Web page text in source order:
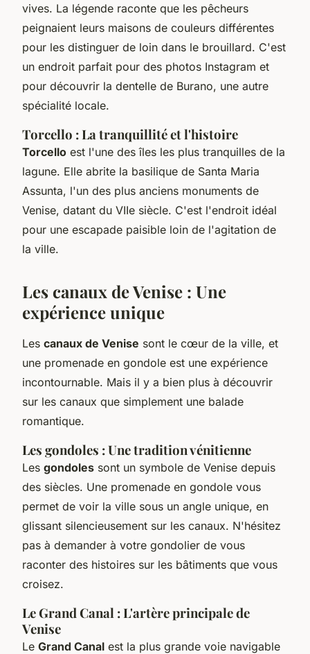
vives. La légende raconte que les pêcheurs
peignaient leurs maisons de couleurs différentes
pour les distinguer de loin dans le brouillard. C'est
un endroit parfait pour des photos Instagram et
pour découvrir la dentelle de Burano, une autre
spécialité locale.
Torcello : La tranquillité et l'histoire
Torcello est l'une des îles les plus tranquilles de la
lagune. Elle abrite la basilique de Santa Maria
Assunta, l'un des plus anciens monuments de
Venise, datant du VIIe siècle. C'est l'endroit idéal
pour une escapade paisible loin de l'agitation de
la ville.
Les canaux de Venise : Une
expérience unique
Les canaux de Venise sont le cœur de la ville, et
une promenade en gondole est une expérience
incontournable. Mais il y a bien plus à découvrir
sur les canaux que simplement une balade
romantique.
Les gondoles : Une tradition vénitienne
Les gondoles sont un symbole de Venise depuis
des siècles. Une promenade en gondole vous
permet de voir la ville sous un angle unique, en
glissant silencieusement sur les canaux. N'hésitez
pas à demander à votre gondolier de vous
raconter des histoires sur les bâtiments que vous
croisez.
Le Grand Canal : L'artère principale de
Venise
Le Grand Canal est la plus grande voie navigable